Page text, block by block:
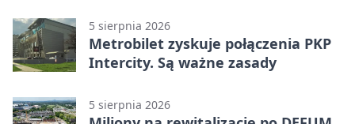
5 sierpnia 2026
Metrobilet zyskuje połączenia PKP
Intercity. Są ważne zasady
5 sierpnia 2026